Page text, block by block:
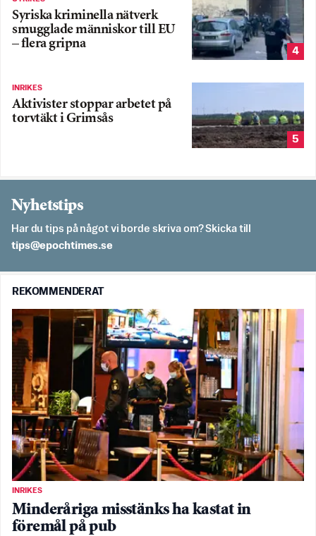
Syriska kriminella nätverk
smugglade människor till EU
– flera gripna
4
INRIKES
Aktivister stoppar arbetet på
torvtäkt i Grimsås
5
Nyhetstips
Har du tips på något vi borde skriva om? Skicka till
es.semithcope@spit
REKOMMENDERAT
INRIKES
Minderåriga misstänks ha kastat in
föremål på pub